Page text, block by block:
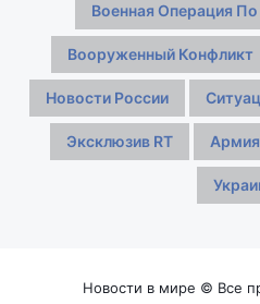
Военная Операция
Вооруженный Конфликт
Новости России
Эксклюзив RT Армия
Новости в мире © Все